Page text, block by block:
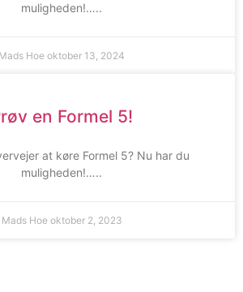
muligheden!…..
Mads Hoe oktober 13, 2024
en Formel 5!
at køre Formel 5? Nu har du
muligheden!…..
Mads Hoe oktober 2, 2023